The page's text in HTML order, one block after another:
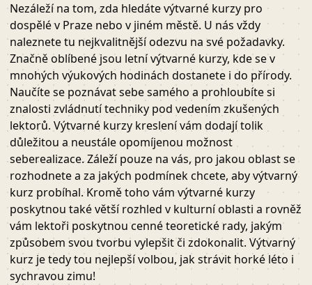
Nezáleží na tom, zda hledáte výtvarné kurzy pro
dospělé v Praze nebo v jiném městě. U nás vždy
naleznete tu nejkvalitnější odezvu na své požadavky.
Značně oblíbené jsou letní výtvarné kurzy, kde se v
mnohých výukových hodinách dostanete i do přírody.
Naučíte se poznávat sebe samého a prohloubíte si
znalosti zvládnutí techniky pod vedením zkušených
lektorů. Výtvarné kurzy kreslení vám dodají tolik
důležitou a neustále opomíjenou možnost
seberealizace. Záleží pouze na vás, pro jakou oblast se
rozhodnete a za jakých podmínek chcete, aby výtvarný
kurz probíhal. Kromě toho vám výtvarné kurzy
poskytnou také větší rozhled v kulturní oblasti a rovněž
vám lektoři poskytnou cenné teoretické rady, jakým
způsobem svou tvorbu vylepšit či zdokonalit. Výtvarný
kurz je tedy tou nejlepší volbou, jak strávit horké léto i
sychravou zimu!